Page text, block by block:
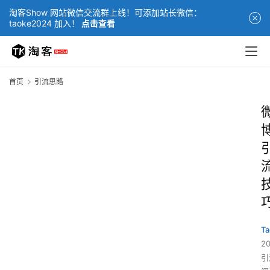
淘客Show 网站微信交流群上线！可添加站长微信：
taoke2024 加入！
点击查看
首页 引流思路